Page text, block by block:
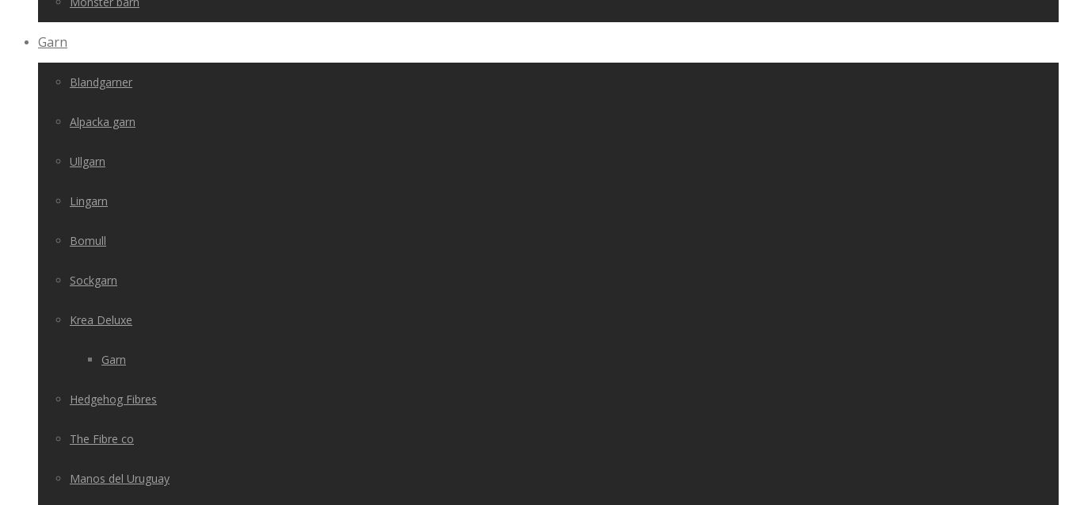
Garn
Blandgarner
Alpacka garn
Ullgarn
Lingarn
Bomull
Sockgarn
Krea Deluxe
Garn
Hedgehog Fibres
The Fibre co
Manos del Uruguay